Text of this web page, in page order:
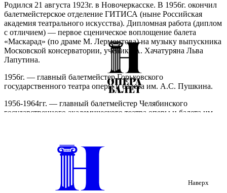
Родился 21 августа 1923г. в Новочеркасске. В 1956г. окончил
балетмейстерское отделение ГИТИСА (ныне Российская
академия театрального искусства). Дипломная работа (диплом
с отличием) — первое сценическое воплощение балета
«Маскарад» (по драме М. Лермонтова) на музыку выпускника
Московской консерватории, ученика А. Хачатуряна Льва
Лапутина.
1956г. — главный балетмейстер Горьковского
государственного театра оперы и балета им. А.С. Пушкина.
1956-1964гг. — главный балетмейстер Челябинского
государственного академического театра оперы и балета им.
академического Большого театра оперы и балета республики
академического Большого театра оперы и балета республики
Наверх